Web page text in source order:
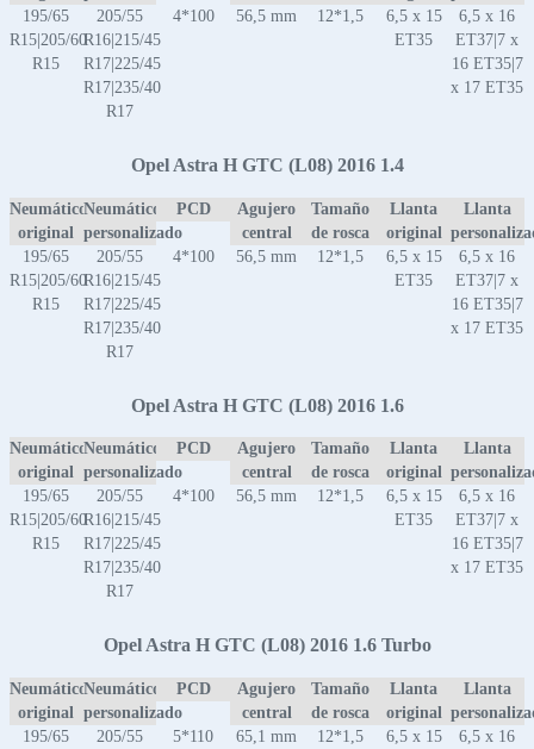
195/65
R15|205/60
R15
205/55
R16|215/45
R17|225/45
R17|235/40
R17
4*100 56,5 mm 12*1,5
6,5 x 15
ET35
6,5 x 16
ET37|7 x
16 ET35|7
x 17 ET35
Opel Astra H GTC (L08) 2016 1.4
Neumático
original
Neumático
personalizado
PCD
Agujero
central
Tamaño
de rosca
Llanta
original
Llanta
195/65
R15|205/60
R15
205/55
R16|215/45
R17|225/45
R17|235/40
R17
4*100 56,5 mm 12*1,5
6,5 x 15
ET35
6,5 x 16
ET37|7 x
16 ET35|7
x 17 ET35
Opel Astra H GTC (L08) 2016 1.6
Neumático
original
Neumático
personalizado
PCD
Agujero
central
Tamaño
de rosca
Llanta
original
Llanta
195/65
R15|205/60
R15
205/55
R16|215/45
R17|225/45
R17|235/40
R17
4*100 56,5 mm 12*1,5
6,5 x 15
ET35
6,5 x 16
ET37|7 x
16 ET35|7
x 17 ET35
Opel Astra H GTC (L08) 2016 1.6 Turbo
Neumático
original
Neumático
personalizado
PCD
Agujero
central
Tamaño
de rosca
Llanta
original
Llanta
195/65
205/55
5*110 65,1 mm 12*1,5
6,5 x 15
6,5 x 16